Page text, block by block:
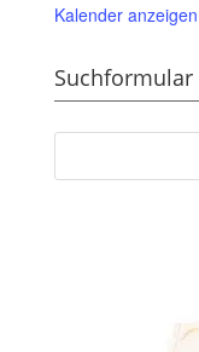
Kalender anzeigen
Suchformular